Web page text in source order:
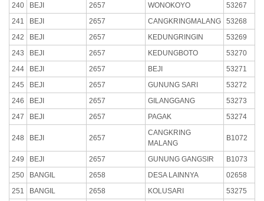
240
BEJI 2657 WONOKOYO
53267
241
BEJI 2657 CANGKRINGMALANG
53268
242
BEJI 2657 KEDUNGRINGIN
53269
243
BEJI 2657 KEDUNGBOTO
53270
244
BEJI 2657 BEJI
53271
245
BEJI 2657 GUNUNG SARI
53272
246
BEJI 2657 GILANGGANG
53273
247
BEJI 2657 PAGAK 53274
248 BEJI 2657
CANGKRING
MALANG
B1072
249 BEJI 2657 GUNUNG GANGSIR
B1073
250
BANGIL 2658 DESA LAINNYA
02658
251
BANGIL 2658 KOLUSARI
53275